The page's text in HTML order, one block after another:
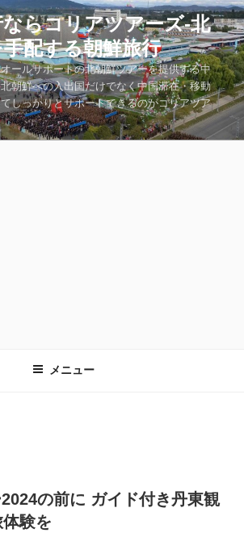
らコリアツアーズ-北
配する朝鮮旅行
ールサポートの北朝鮮ツアーを提供する中
朝鮮への入出国だけでなく中国滞在・移動
しっかりとサポートできるのがコリアツア
メニュー
の前に ガイド付き丹東観
験を